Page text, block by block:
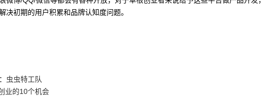
决初期的用户积累和品牌认知度问题。
虫虫特工队
业的10个机会